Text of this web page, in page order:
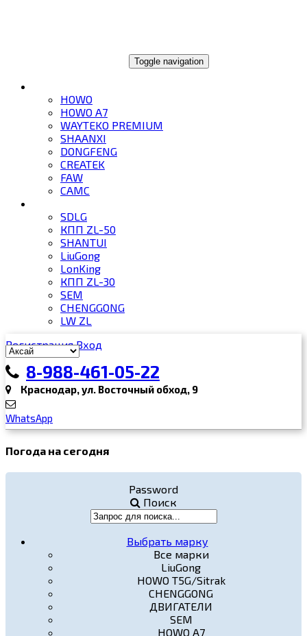
Toggle navigation
HOWO
HOWO A7
WAYTEKO PREMIUM
SHAANXI
DONGFENG
CREATEK
FAW
CAMC
SDLG
КПП ZL-50
SHANTUI
LiuGong
LonKing
КПП ZL-30
SEM
CHENGGONG
LW ZL
Регистрация Вход
8-988-461-05-22
Краснодар, ул. Восточный обход, 9
WhatsApp
Погода на сегодня
Password
Поиск
Выбрать марку
Все марки
LiuGong
HOWO T5G/Sitrak
CHENGGONG
ДВИГАТЕЛИ
SEM
HOWO A7